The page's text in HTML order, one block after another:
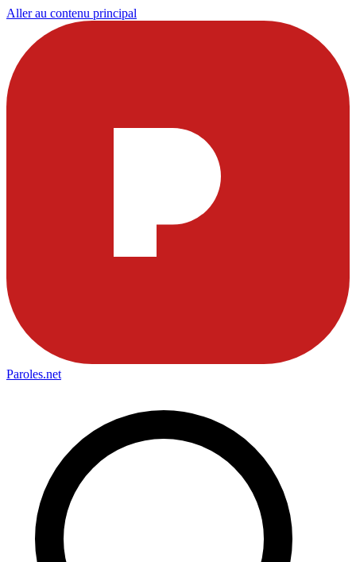
Aller au contenu principal
Paroles.net